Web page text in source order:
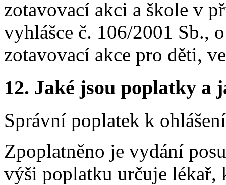
zotavovací akci a škole v
vyhlášce č. 106/2001 Sb.,
zotavovací akce pro děti,
12. Jaké jsou poplatky a
Správní poplatek k
Zpoplatněno je vydání
výši poplatku určuje lékař,